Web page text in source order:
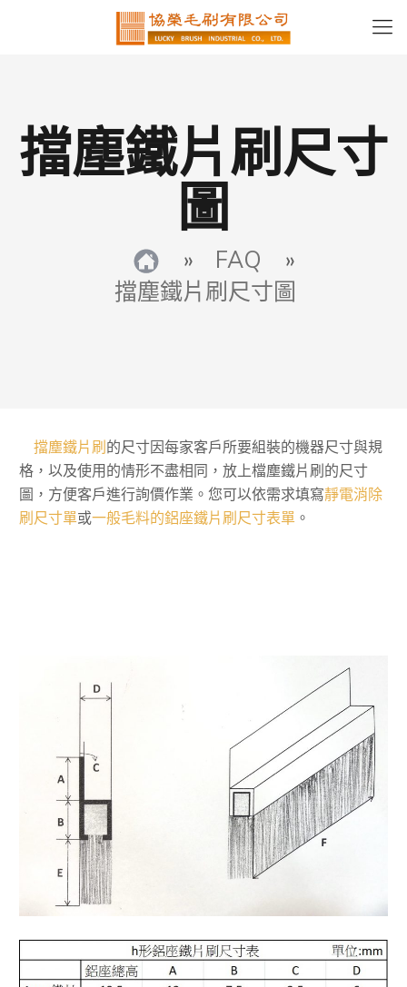
擋塵鐵片刷尺寸
圖
» FAQ
»
擋塵鐵片刷尺寸圖
擋塵鐵片刷的尺寸因每家客戶所要組裝的機器尺寸與規
格，以及使用的情形不盡相同，放上檔塵鐵片刷的尺寸
圖，方便客戶進行詢價作業。您可以依需求填寫靜電消除
刷尺寸單或一般毛料的鋁座鐵片刷尺寸表單 。